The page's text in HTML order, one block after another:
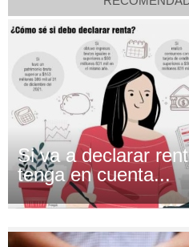
Si va a declarar
tenga en cuenta...